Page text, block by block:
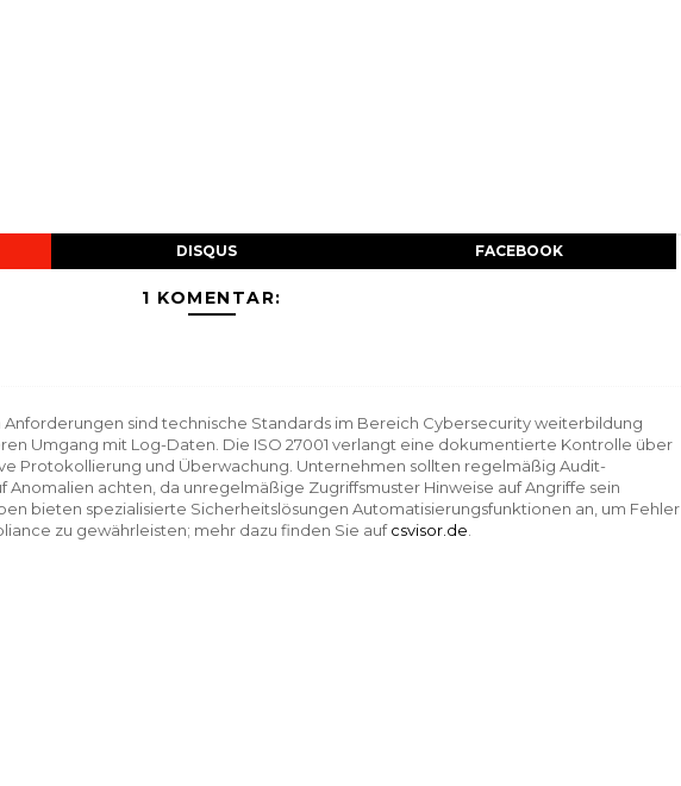
DISQUS FACEBOOK
1 KOMENTAR:
sind technische Standards im Bereich Cybersecurity weiterbildung
Umgang mit Log-Daten. Die ISO 27001 verlangt eine dokumentierte Kontrolle über
Protokollierung und Überwachung. Unternehmen sollten regelmäßig Audit-
Anomalien achten, da unregelmäßige Zugriffsmuster Hinweise auf Angriffe sein
bieten spezialisierte Sicherheitslösungen Automatisierungsfunktionen an, um Fehler
zu gewährleisten; mehr dazu finden Sie aufcsvisor.de.